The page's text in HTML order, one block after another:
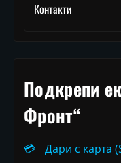
Контакти
Подкрепи
Фронт“
💳
Дари с карта